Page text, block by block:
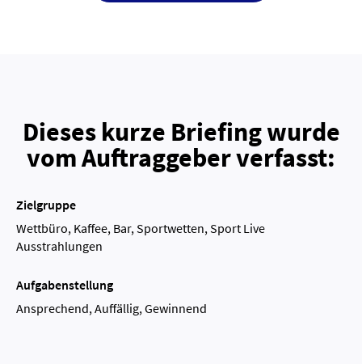
Dieses kurze Briefing wurde
vom Auftraggeber verfasst:
Zielgruppe
Wettbüro, Kaffee, Bar, Sportwetten, Sport Live
Ausstrahlungen
Aufgabenstellung
Ansprechend, Auffällig, Gewinnend